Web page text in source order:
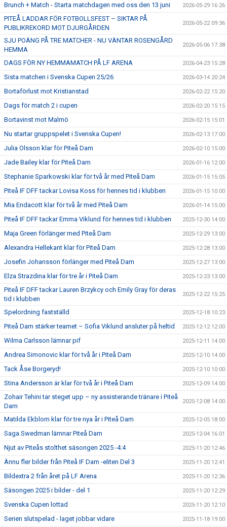
Brunch + Match - Starta matchdagen med oss den 13 juni 2026-05-29 16:26
PITEÅ LADDAR FÖR FOTBOLLSFEST – SIKTAR PÅ
PUBLIKREKORD MOT DJURGÅRDEN
2026-05-22 09:36
SJU POÄNG PÅ TRE MATCHER - NU VÄNTAR ROSENGÅRD
HEMMA
2026-05-06 17:38
DAGS FÖR NY HEMMAMATCH PÅ LF ARENA 2026-04-23 15:28
Sista matchen i Svenska Cupen 25/26 2026-03-14 20:24
Bortaförlust mot Kristianstad 2026-02-22 15:20
Dags för match 2 i cupen 2026-02-20 15:15
Bortavinst mot Malmö 2026-02-15 15:01
Nu startar gruppspelet i Svenska Cupen! 2026-02-13 17:00
Julia Olsson klar för Piteå Dam 2026-02-10 15:00
Jade Bailey klar för Piteå Dam 2026-01-16 12:00
Stephanie Sparkowski klar för två år med Piteå Dam 2026-01-15 15:05
Piteå IF DFF tackar Lovisa Koss för hennes tid i klubben 2026-01-15 10:00
Mia Endacott klar för två år med Piteå Dam 2026-01-14 15:00
Piteå IF DFF tackar Emma Viklund för hennes tid i klubben 2025-12-30 14:00
Maja Green förlänger med Piteå Dam 2025-12-29 13:00
Alexandra Hellekant klar för Piteå Dam 2025-12-28 13:00
Josefin Johansson förlänger med Piteå Dam 2025-12-27 13:00
Elza Strazdina klar för tre år i Piteå Dam 2025-12-23 13:00
Piteå IF DFF tackar Lauren Brzykcy och Emily Gray för deras
tid i klubben
2025-12-22 15:25
Spelordning fastställd 2025-12-18 10:23
Piteå Dam stärker teamet – Sofia Viklund ansluter på heltid 2025-12-12 12:00
Wilma Carlsson lämnar pif 2025-12-11 14:00
Andrea Simonovic klar för två år i Piteå Dam 2025-12-10 14:00
Tack Åse Borgeryd! 2025-12-10 10:00
Stina Andersson är klar för två år i Piteå Dam 2025-12-09 14:00
Zohair Tehini tar steget upp – ny assisterande tränare i Piteå
Dam
2025-12-08 14:00
Matilda Ekblom klar för tre nya år i Piteå Dam 2025-12-05 18:00
Saga Swedman lämnar Piteå Dam 2025-12-04 16:01
Njut av Piteås stolthet säsongen 2025 -4:4 2025-11-20 12:46
Ännu fler bilder från Piteå IF Dam -eliten Del 3 2025-11-20 12:41
Bildextra 2 från året på LF Arena 2025-11-20 12:36
Säsongen 2025 i bilder - del 1 2025-11-20 12:29
Svenska Cupen lottad 2025-11-20 12:10
Serien slutspelad - laget jobbar vidare 2025-11-18 19:00